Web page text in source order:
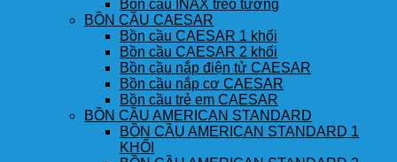
Bồn cầu INAX treo tường
BỒN CẦU CAESAR
Bồn cầu CAESAR 1 khối
Bồn cầu CAESAR 2 khối
Bồn cầu nắp điện tử CAESAR
Bồn cầu nắp cơ CAESAR
Bồn cầu trẻ em CAESAR
BỒN CẦU AMERICAN STANDARD
BỒN CẦU AMERICAN STANDARD 1
KHỐI